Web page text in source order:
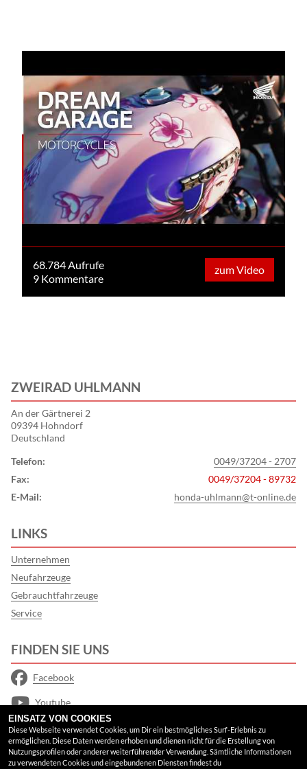
68.784 Aufrufe
9 Kommentare
zum Video
ZWEIRAD UHLMANN
An der Gärtnerei 2
09394 Hohndorf
Deutschland
Telefon:
0049/37204 - 2707
Fax:
0049/37204 - 89732
E-Mail:
honda-uhlmann@t-online.de
LINKS
Unternehmen
Neufahrzeuge
Gebrauchtfahrzeuge
Service
FINDEN SIE UNS
Facebook
Youtube
Google Maps
RECHTLICHES
EINSATZ VON COOKIES
Diese Webseite verwendet Cookies, um Dir ein bestmögliches Surf-Erlebnis zu
ermöglichen. Diese Daten werden erhoben und dienen nicht für die Erstellung von
Nutzungsprofilen oder anderer weiterführender Verwendung. Sämtliche Informationen
zu verwendeten Cookies und eingebundenen Diensten findest du